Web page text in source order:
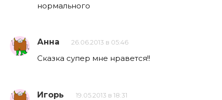
нормального
Анна 26.06.2013 в 05:46
Сказка супер мне нравется!!
Игорь 19.05.2013 в 18:31